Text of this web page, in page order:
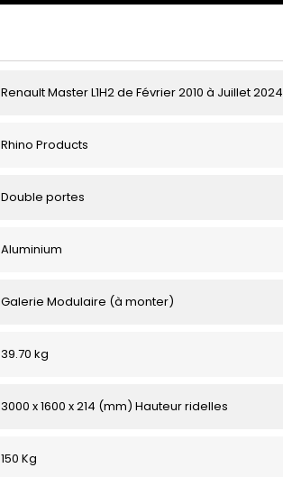
Renault Master L1H2 de Février 2010 à Juillet 2024
Rhino Products
Double portes
Aluminium
Galerie Modulaire (à monter)
39.70 kg
3000 x 1600 x 214 (mm) Hauteur ridelles
150 Kg